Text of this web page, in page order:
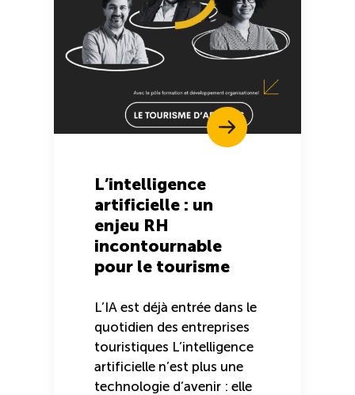
L’intelligence
artificielle : un
enjeu RH
incontournable
pour le tourisme
L’IA est déjà entrée dans le
quotidien des entreprises
touristiques L’intelligence
artificielle n’est plus une
technologie d’avenir : elle